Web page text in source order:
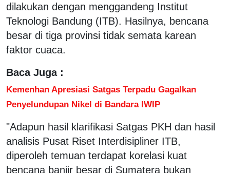
dilakukan dengan menggandeng Institut
Teknologi Bandung (ITB). Hasilnya, bencana
besar di tiga provinsi tidak semata karean
faktor cuaca.
Baca Juga :
Kemenhan Apresiasi Satgas Terpadu Gagalkan
Penyelundupan Nikel di Bandara IWIP
"Adapun hasil klarifikasi Satgas PKH dan hasil
analisis Pusat Riset Interdisipliner ITB,
diperoleh temuan terdapat korelasi kuat
bencana banjir besar di Sumatera bukan